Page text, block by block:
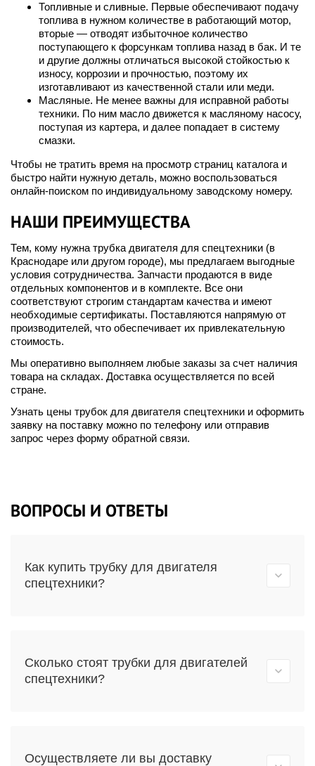
Топливные и сливные. Первые обеспечивают подачу
топлива в нужном количестве в работающий мотор,
вторые — отводят избыточное количество
поступающего к форсункам топлива назад в бак. И те
и другие должны отличаться высокой стойкостью к
износу, коррозии и прочностью, поэтому их
изготавливают из качественной стали или меди.
Масляные. Не менее важны для исправной работы
техники. По ним масло движется к масляному насосу,
поступая из картера, и далее попадает в систему
смазки.
Чтобы не тратить время на просмотр страниц каталога и
быстро найти нужную деталь, можно воспользоваться
онлайн-поиском по индивидуальному заводскому номеру.
НАШИ ПРЕИМУЩЕСТВА
Тем, кому нужна трубка двигателя для спецтехники (в
Краснодаре или другом городе), мы предлагаем выгодные
условия сотрудничества. Запчасти продаются в виде
отдельных компонентов и в комплекте. Все они
соответствуют строгим стандартам качества и имеют
необходимые сертификаты. Поставляются напрямую от
производителей, что обеспечивает их привлекательную
стоимость.
Мы оперативно выполняем любые заказы за счет наличия
товара на складах. Доставка осуществляется по всей
стране.
Узнать цены трубок для двигателя спецтехники и оформить
заявку на поставку можно по телефону или отправив
запрос через форму обратной связи.
ВОПРОСЫ И ОТВЕТЫ
Как купить трубку для двигателя
спецтехники?
Сколько стоят трубки для двигателей
спецтехники?
Осуществляете ли вы доставку